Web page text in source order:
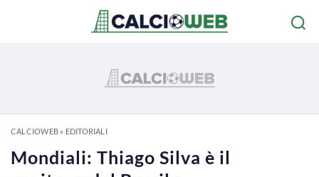
CALCIOWEB» EDITORIALI
Mondiali: Thiago Silva è il